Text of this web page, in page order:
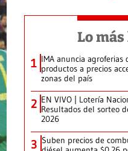
Lo
1 IMA anuncia agroferias
productos a precios
zonas del país
2 EN VIVO | Lotería
Resultados del sorteo
2026
3 Suben precios de